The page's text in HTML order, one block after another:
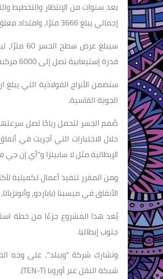
بعد سنوات من الإنتظار والتخطيط
إجمالي يبلغ 3666 مترًا، وامتداد معلق يبلغ 3300 متر، سيُحقق الجسر رقمًا قياسيًا عالميًا في الهندسة.
سيبلغ
قدرة إستيعابية تصل إلى 6000 مركبة في الساعة و200 قطار يوميًا.
الجوية القاسية.
خلال الاختبارات التي أجريت في
الإيطالية مثل لا سابينزا و"أي إن
الأنفاق في ميسينا (باباردو،
جنوب إيطاليا.
شبكة النقل عبر أوروبا (TEN-T).